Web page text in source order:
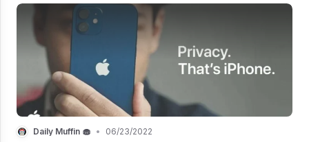
crypto aceleraê o coração e o
Daily Muffin 🧁 • 06/23/2022